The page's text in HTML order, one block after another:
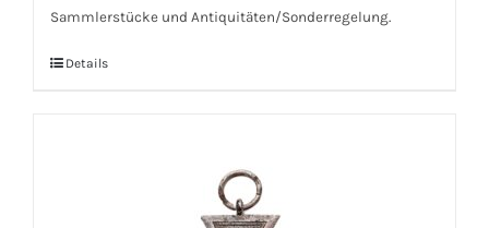
Sammlerstücke und Antiquitäten/Sonderregelung.
Details